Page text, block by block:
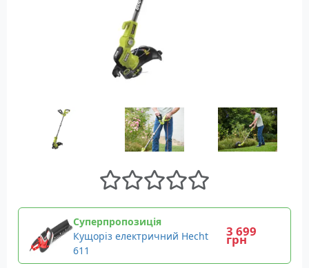
Суперпропозиція
Кущоріз електричний Hecht
611
3 699
грн